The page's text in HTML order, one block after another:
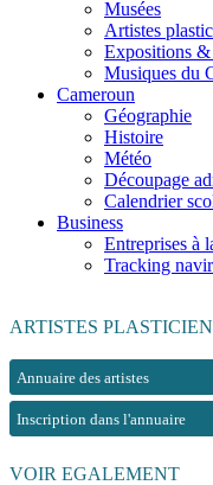
Musées
Artistes
Expositions &
Musiques du
Cameroun
Géographie
Histoire
Météo
Découpage
Calendrier
Business
Entreprises à
Tracking
ARTISTES
Annuaire des artistes
Inscription dans l'annuaire
VOIR EGALEMENT